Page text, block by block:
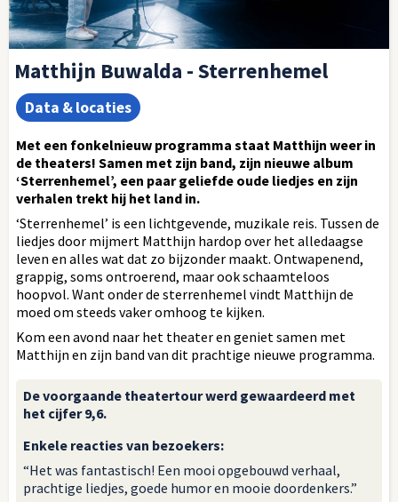
Matthijn Buwalda - Sterrenhemel
Data & locaties
Met een fonkelnieuw programma staat Matthijn weer in
de theaters! Samen met zijn band, zijn nieuwe album
‘Sterrenhemel’, een paar geliefde oude liedjes en zijn
verhalen trekt hij het land in.
‘Sterrenhemel’ is een lichtgevende, muzikale reis. Tussen de
liedjes door mijmert Matthijn hardop over het alledaagse
leven en alles wat dat zo bijzonder maakt. Ontwapenend,
grappig, soms ontroerend, maar ook schaamteloos
hoopvol. Want onder de sterrenhemel vindt Matthijn de
moed om steeds vaker omhoog te kijken.
Kom een avond naar het theater en geniet samen met
Matthijn en zijn band van dit prachtige nieuwe programma.
De voorgaande theatertour werd gewaardeerd met
het cijfer 9,6.
Enkele reacties van bezoekers:
“Het was fantastisch! Een mooi opgebouwd verhaal,
prachtige liedjes, goede humor en mooie doordenkers.”